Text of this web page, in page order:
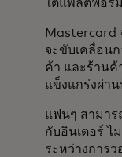
ใต้แพลตฟอร์ม
Mastercard
จะขับเคลื่อน
ค้า และร้าน
แข็งแกร่งผ่า
แฟนๆ สามาร
กับอินเตอร์ ไ
ระหว่างการ